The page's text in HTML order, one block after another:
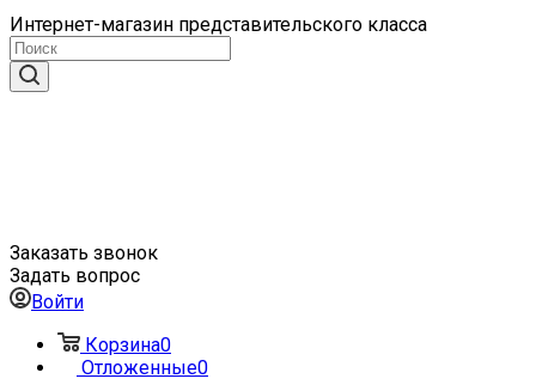
Интернет-магазин представительского класса
Заказать звонок
Задать вопрос
Войти
Корзина0
Отложенные0